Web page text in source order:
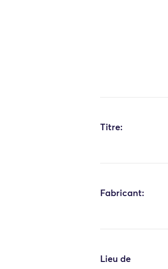
Titre:
Fabricant:
Lieu de